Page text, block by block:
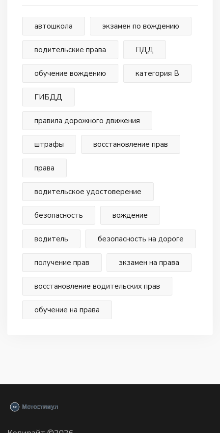
автошкола экзамен по вождению
водительские права ПДД
обучение вождению категория В
ГИБДД
правила дорожного движения
штрафы восстановление прав
права
водительское удостоверение
безопасность вождение
водитель безопасность на дороге
получение прав экзамен на права
восстановление водительских прав
обучение на права